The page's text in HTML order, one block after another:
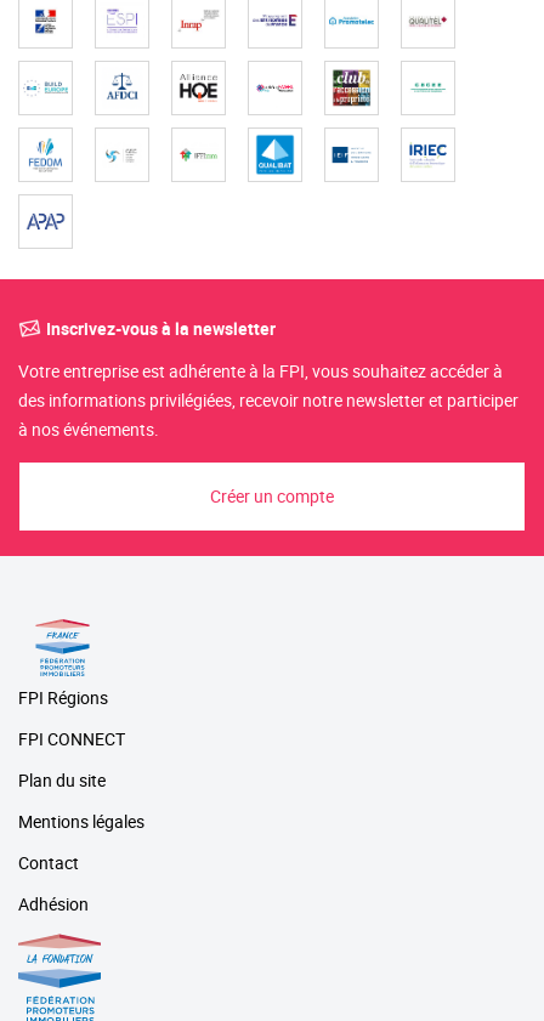
Inscrivez-vous à la newsletter
Votre entreprise est adhérente à la FPI, vous souhaitez accéder à
des informations privilégiées, recevoir notre newsletter et participer
à nos événements.
Créer un compte
FPI Régions
FPI CONNECT
Plan du site
Mentions légales
Contact
Adhésion